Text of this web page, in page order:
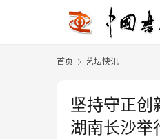
首页 艺坛快讯
坚持守正创
湖南长沙举